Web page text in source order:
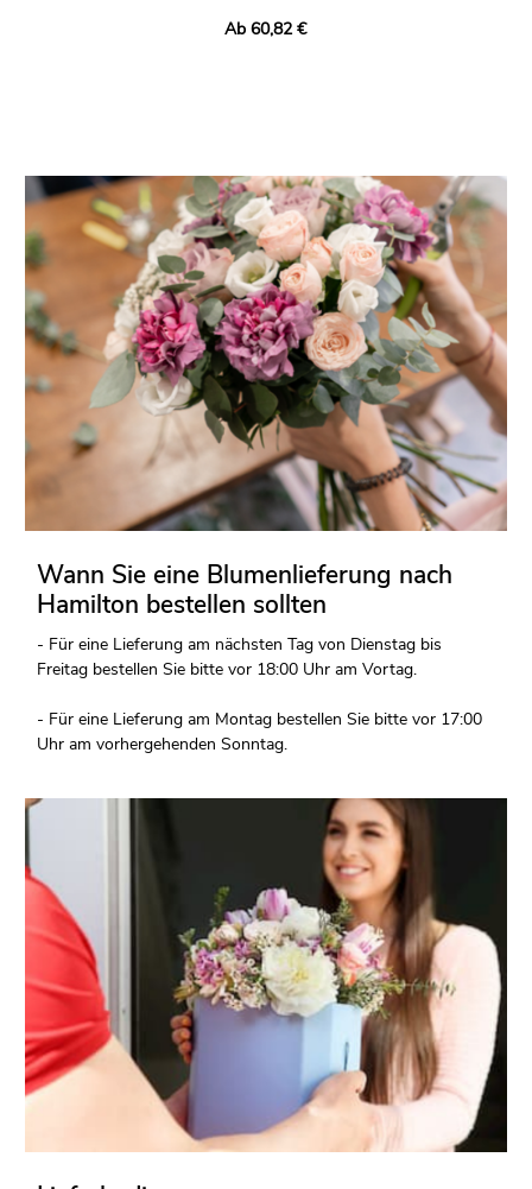
Ab 60,82 €
Wann Sie eine Blumenlieferung nach
Hamilton bestellen sollten
- Für eine Lieferung am nächsten Tag von Dienstag bis
Freitag bestellen Sie bitte vor 18:00 Uhr am Vortag.
- Für eine Lieferung am Montag bestellen Sie bitte vor 17:00
Uhr am vorhergehenden Sonntag.